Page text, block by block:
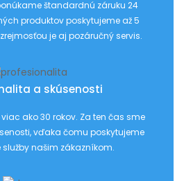
štandardnú záruku 24
produktov poskytujeme až 5
je aj pozáručný servis.
a skúsenosti
ako 30 rokov. Za ten čas sme
vďaka čomu poskytujeme
našim zákazníkom.